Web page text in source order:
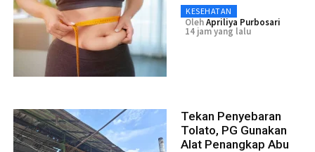
KESEHATAN
OlehApriliya Purbosari
14 jam yang lalu
Tekan Penyebaran
Tolato, PG Gunakan
Alat Penangkap Abu